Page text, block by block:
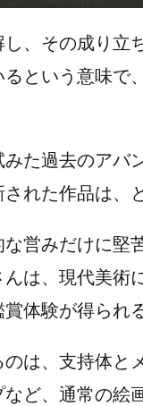
、その成り立
という意味で
た過去のアバ
れた作品は、
営みだけに堅
は、現代美術
体験が得られ
は、支持体と
ど、通常の絵